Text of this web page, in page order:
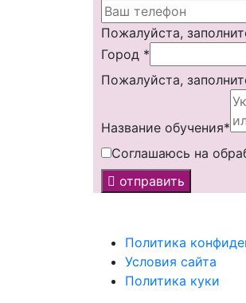
Пожалуйста,
Город *
Пожалуйста,
Название обучения*
Соглашаюсь на
отправить
Политика
Условия сайта
Политика куки